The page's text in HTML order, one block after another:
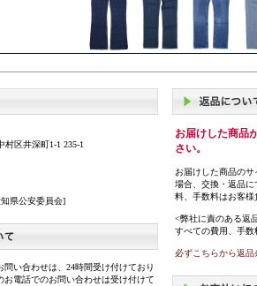
村区井深町1-1 235-1
知県公安委員会]
問い合わせは、24時間受け付けており
お電話でのお問い合わせは受け付けて
お届けした商品
さい。
お届けした商品の
場合、交換・返品
料、手数料はお客
<弊社に責のある返
すべての費用、手
必ずこちらから返